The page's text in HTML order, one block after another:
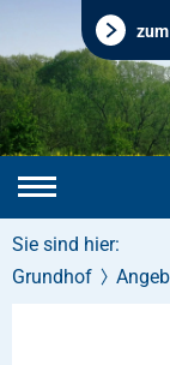
Sie sind hier:
Grundhof